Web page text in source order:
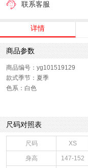
联系客服
详情
商品参数
商品编号：yg101519129
款式季节：夏季
色系：白色
尺码对照表
尺码 XS
身高 147-152